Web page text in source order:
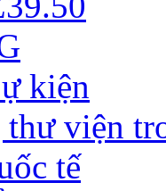
kiện
thư viện
tế